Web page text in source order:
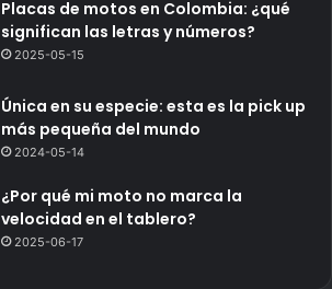
Placas de motos en Colombia: ¿qué
significan las letras y números?
2025-05-15
Única en su especie: esta es la pick up
más pequeña del mundo
2024-05-14
¿Por qué mi moto no marca la
velocidad en el tablero?
2025-06-17